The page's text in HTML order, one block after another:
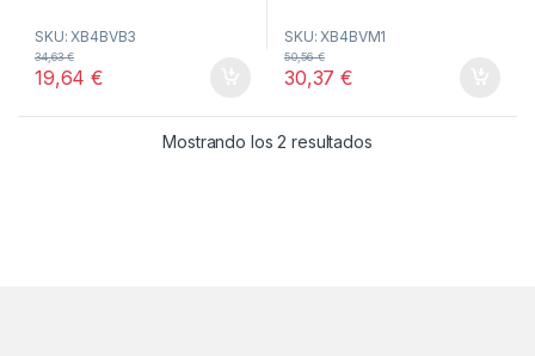
u
t
o
f
SKU: XB4BVB3
19,64€
34,63€
u
t
o
f
SKU: XB4BVM1
30,37€
50,56€
Mostrando los 2 resultadosOrdenado por